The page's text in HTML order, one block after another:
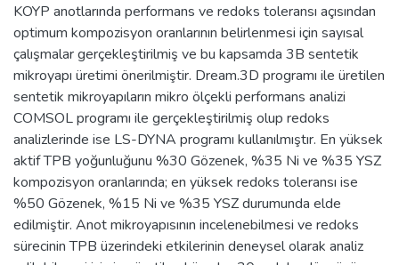
KOYP anotlarında performans ve redoks toleransı açısından
optimum kompozisyon oranlarının belirlenmesi için sayısal
çalışmalar gerçekleştirilmiş ve bu kapsamda 3B sentetik
mikroyapı üretimi önerilmiştir. Dream.3D programı ile üretilen
sentetik mikroyapıların mikro ölçekli performans analizi
COMSOL programı ile gerçekleştirilmiş olup redoks
analizlerinde ise LS-DYNA programı kullanılmıştır. En yüksek
aktif TPB yoğunluğunu %30 Gözenek, %35 Ni ve %35 YSZ
kompozisyon oranlarında; en yüksek redoks toleransı ise
%50 Gözenek, %15 Ni ve %35 YSZ durumunda elde
edilmiştir. Anot mikroyapısının incelenebilmesi ve redoks
sürecinin TPB üzerindeki etkilerinin deneysel olarak analiz